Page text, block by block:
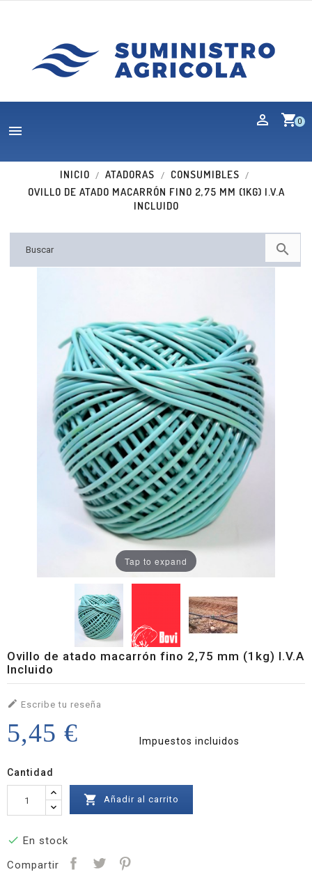
shopping_cart0

INICIO ATADORAS
CONSUMIBLES
OVILLO DE ATADO MACARRÓN FINO 2,75 MM (1KG) I.V.A
INCLUIDO

Tap to expand
Ovillo de atado macarrón fino 2,75 mm (1kg) I.V.A
Incluido
 Escribe tu reseña
5,45 € Impuestos incluidos
Cantidad
 Añadir al carrito
 En stock
Compartir